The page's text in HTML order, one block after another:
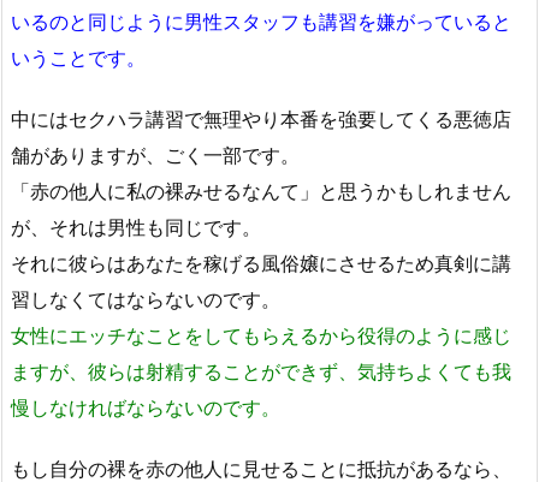
いるのと同じように男性スタッフも講習を嫌がっていると
いうことです。
中にはセクハラ講習で無理やり本番を強要してくる悪徳店
舗がありますが、ごく一部です。
「赤の他人に私の裸みせるなんて」と思うかもしれません
が、それは男性も同じです。
それに彼らはあなたを稼げる風俗嬢にさせるため真剣に講
習しなくてはならないのです。
女性にエッチなことをしてもらえるから役得のように感じ
ますが、彼らは射精することができず、気持ちよくても我
慢しなければならないのです。
もし自分の裸を赤の他人に見せることに抵抗があるなら、